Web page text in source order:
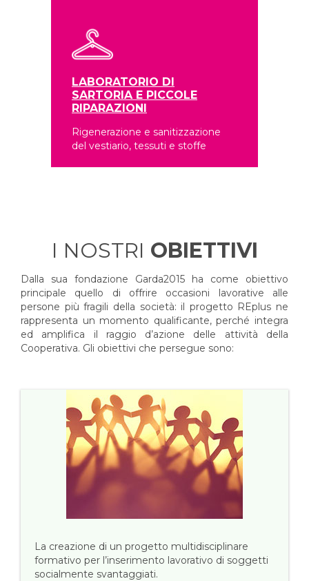
LABORATORIO DI
SARTORIA E PICCOLE
RIPARAZIONI
Rigenerazione e sanitizzazione
del vestiario, tessuti e stoffe
I NOSTRI OBIETTIVI
Dalla sua fondazione Garda2015 ha come obiettivo
principale quello di offrire occasioni lavorative alle
persone più fragili della società: il progetto REplus ne
rappresenta un momento qualificante, perché integra
ed amplifica il raggio d’azione delle attività della
Cooperativa. Gli obiettivi che persegue sono:
La creazione di un progetto multidisciplinare
formativo per l’inserimento lavorativo di soggetti
socialmente svantaggiati.